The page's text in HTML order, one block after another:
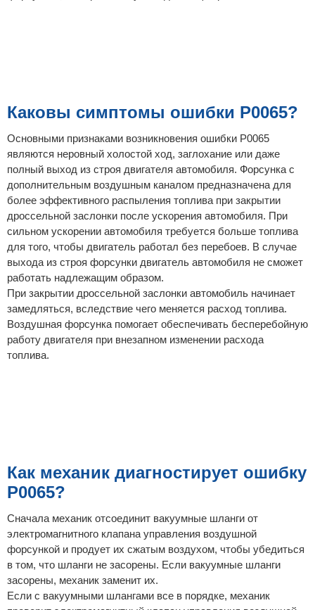
Каковы симптомы ошибки P0065?
Основными признаками возникновения ошибки P0065
являются неровный холостой ход, заглохание или даже
полный выход из строя двигателя автомобиля. Форсунка с
дополнительным воздушным каналом предназначена для
более эффективного распыления топлива при закрытии
дроссельной заслонки после ускорения автомобиля. При
сильном ускорении автомобиля требуется больше топлива
для того, чтобы двигатель работал без перебоев. В случае
выхода из строя форсунки двигатель автомобиля не сможет
работать надлежащим образом.
При закрытии дроссельной заслонки автомобиль начинает
замедляться, вследствие чего меняется расход топлива.
Воздушная форсунка помогает обеспечивать бесперебойную
работу двигателя при внезапном изменении расхода
топлива.
Как механик диагностирует ошибку
P0065?
Сначала механик отсоединит вакуумные шланги от
электромагнитного клапана управления воздушной
форсункой и продует их сжатым воздухом, чтобы убедиться
в том, что шланги не засорены. Если вакуумные шланги
засорены, механик заменит их.
Если с вакуумными шлангами все в порядке, механик